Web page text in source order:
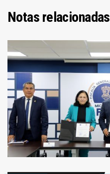
Notas relacionadas